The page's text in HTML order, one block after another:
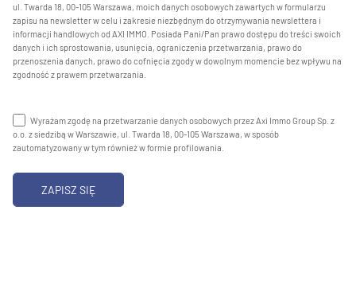
ul. Twarda 18, 00-105 Warszawa, moich danych osobowych zawartych w formularzu
zapisu na newsletter w celu i zakresie niezbędnym do otrzymywania newslettera i
informacji handlowych od AXI IMMO. Posiada Pani/Pan prawo dostępu do treści swoich
danych i ich sprostowania, usunięcia, ograniczenia przetwarzania, prawo do
przenoszenia danych, prawo do cofnięcia zgody w dowolnym momencie bez wpływu na
zgodność z prawem przetwarzania.
Wyrażam zgodę na przetwarzanie danych osobowych przez Axi Immo Group Sp. z
o.o. z siedzibą w Warszawie, ul. Twarda 18, 00-105 Warszawa, w sposób
zautomatyzowany w tym również w formie profilowania.